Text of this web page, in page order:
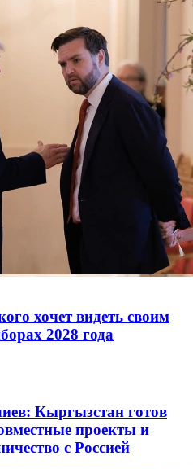
хочет видеть своим
2028 года
Кыргызстан готов
проекты и
с Россией